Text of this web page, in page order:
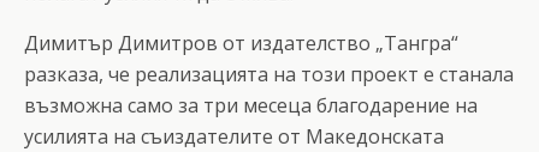
Димитър Димитров от издателство „Тангра“
разказа, че реализацията на този проект е станала
възможна само за три месеца благодарение на
усилията на съиздателите от Македонската